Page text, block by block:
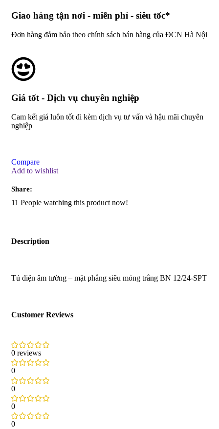
Giao hàng tận nơi - miễn phí - siêu tốc*
Đơn hàng đảm bảo theo chính sách bán hàng của ĐCN Hà Nội
Giá tốt - Dịch vụ chuyên nghiệp
Cam kết giá luôn tốt đi kèm dịch vụ tư vấn và hậu mãi chuyên
nghiệp
Compare
Add to wishlist
Share:
11 People watching this product now!
Description
Tủ điện âm tường – mặt phẳng siêu mỏng trắng BN 12/24-SPT
Customer Reviews
0 reviews
0
0
0
0